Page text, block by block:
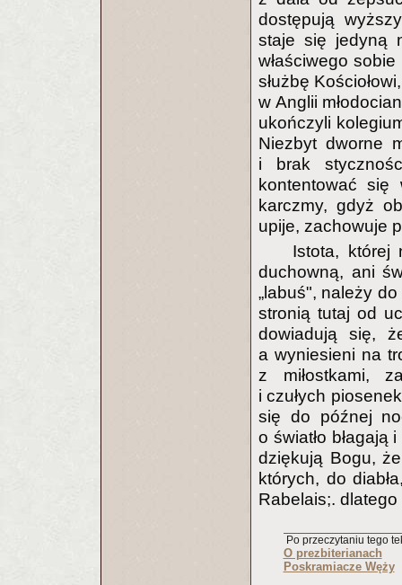
dostępują
staje się jedyną
właściwego
służbę
w Anglii
ukończyli
Niezbyt dworne
i brak
kontentować się
karczmy, gdyż
upije, zachowuje
Istota, której
duchowną, ani
„labuś", należy
stronią tutaj od
dowiadują się,
a wyniesieni na
z miłostkami,
i czułych
się do późnej
o światło
dziękują Bogu,
których, do
Rabelais;.
Po przeczytaniu tego
O prezbiterianach
Poskramiacze Węży